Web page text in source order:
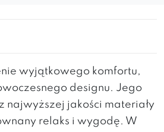
wyjątkowego komfortu,
designu. Jego
najwyższej jakości materiały
relaks i wygodę. W